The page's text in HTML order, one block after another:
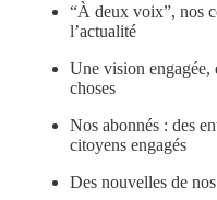
“À deux voix”, nos
l’actualité
Une vision engagée,
choses
Nos abonnés : des
citoyens engagés
Des nouvelles de